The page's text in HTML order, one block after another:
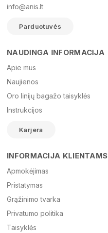
El. paštas
Žinutė
info@anis.lt
Parduotuvės
NAUDINGA INFORMACIJA
Apie mus
Naujienos
Oro linijų bagažo taisyklės
Instrukcijos
Karjera
INFORMACIJA KLIENTAMS
Apmokėjimas
Pristatymas
Grąžinimo tvarka
Privatumo politika
Taisyklės